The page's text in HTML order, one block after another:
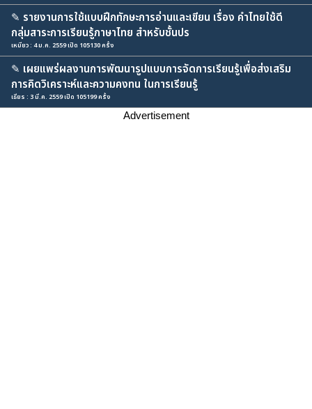
✎ รายงานการใช้แบบฝึกทักษะการอ่านและเขียน เรื่อง คำไทยใช้ดี
กลุ่มสาระการเรียนรู้ภาษาไทย สำหรับชั้นปร
เหมียว : 4 ม.ค. 2559 เปิด 105130 ครั้ง
✎ เผยแพร่ผลงานการพัฒนารูปแบบการจัดการเรียนรู้เพื่อส่งเสริม
การคิดวิเคราะห์และความคงทน ในการเรียนรู้
เธียร : 3 มี.ค. 2559 เปิด 105199 ครั้ง
Advertisement